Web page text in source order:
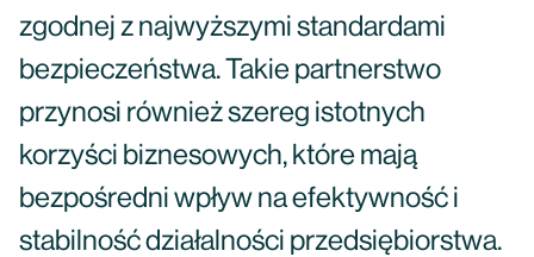
zgodnej z najwyższymi standardami
bezpieczeństwa. Takie partnerstwo
przynosi również szereg istotnych
korzyści biznesowych, które mają
bezpośredni wpływ na efektywność i
stabilność działalności przedsiębiorstwa.